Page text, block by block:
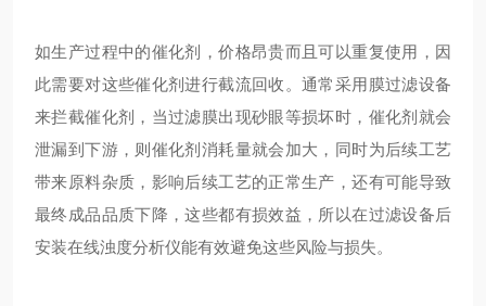
如生产过程中的催化剂，价格昂贵而且可以重复使用，因
此需要对这些催化剂进行截流回收。通常采用膜过滤设备
来拦截催化剂，当过滤膜出现砂眼等损坏时，催化剂就会
泄漏到下游，则催化剂消耗量就会加大，同时为后续工艺
带来原料杂质，影响后续工艺的正常生产，还有可能导致
最终成品品质下降，这些都有损效益，所以在过滤设备后
安装在线浊度分析仪能有效避免这些风险与损失。